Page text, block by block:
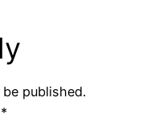
published.
*